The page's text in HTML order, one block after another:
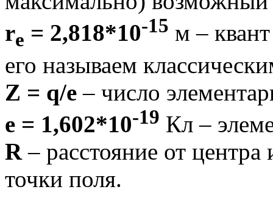
re = 2,818*10-15 м –
его называем
Z = q/e – число
е = 1,602*10-19 Кл –
R– расстояние от
точки поля.